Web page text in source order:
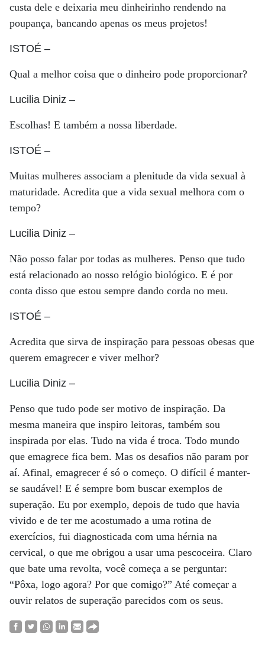
custa dele e deixaria meu dinheirinho rendendo na
poupança, bancando apenas os meus projetos!
ISTOÉ –
Qual a melhor coisa que o dinheiro pode proporcionar?
Lucilia Diniz –
Escolhas! E também a nossa liberdade.
ISTOÉ –
Muitas mulheres associam a plenitude da vida sexual à
maturidade. Acredita que a vida sexual melhora com o
tempo?
Lucilia Diniz –
Não posso falar por todas as mulheres. Penso que tudo
está relacionado ao nosso relógio biológico. E é por
conta disso que estou sempre dando corda no meu.
ISTOÉ –
Acredita que sirva de inspiração para pessoas obesas que
querem emagrecer e viver melhor?
Lucilia Diniz –
Penso que tudo pode ser motivo de inspiração. Da
mesma maneira que inspiro leitoras, também sou
inspirada por elas. Tudo na vida é troca. Todo mundo
que emagrece fica bem. Mas os desafios não param por
aí. Afinal, emagrecer é só o começo. O difícil é manter-
se saudável! E é sempre bom buscar exemplos de
superação. Eu por exemplo, depois de tudo que havia
vivido e de ter me acostumado a uma rotina de
exercícios, fui diagnosticada com uma hérnia na
cervical, o que me obrigou a usar uma pescoceira. Claro
que bate uma revolta, você começa a se perguntar:
“Pôxa, logo agora? Por que comigo?” Até começar a
ouvir relatos de superação parecidos com os seus.